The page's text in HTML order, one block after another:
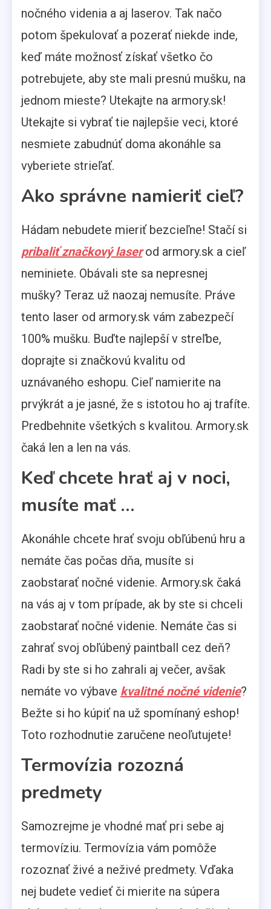
nočného videnia a aj laserov. Tak načo
potom špekulovať a pozerať niekde inde,
keď máte možnosť získať všetko čo
potrebujete, aby ste mali presnú mušku, na
jednom mieste? Utekajte na armory.sk!
Utekajte si vybrať tie najlepšie veci, ktoré
nesmiete zabudnúť doma akonáhle sa
vyberiete strieľať.
Ako správne namieriť cieľ?
Hádam nebudete mieriť bezcieľne! Stačí si
pribaliť značkový laserod armory.sk a cieľ
neminiete. Obávali ste sa nepresnej
mušky? Teraz už naozaj nemusíte. Práve
tento laser od armory.sk vám zabezpečí
100% mušku. Buďte najlepší v streľbe,
doprajte si značkovú kvalitu od
uznávaného eshopu. Cieľ namierite na
prvýkrát a je jasné, že s istotou ho aj trafíte.
Predbehnite všetkých s kvalitou. Armory.sk
čaká len a len na vás.
Keď chcete hrať aj v noci,
musíte mať …
Akonáhle chcete hrať svoju obľúbenú hru a
nemáte čas počas dňa, musíte si
zaobstarať nočné videnie. Armory.sk čaká
na vás aj v tom prípade, ak by ste si chceli
zaobstarať nočné videnie. Nemáte čas si
zahrať svoj obľúbený paintball cez deň?
Radi by ste si ho zahrali aj večer, avšak
nemáte vo výbave kvalitné nočné videnie?
Bežte si ho kúpiť na už spomínaný eshop!
Toto rozhodnutie zaručene neoľutujete!
Termovízia rozozná
predmety
Samozrejme je vhodné mať pri sebe aj
termovíziu. Termovízia vám pomôže
rozoznať živé a neživé predmety. Vďaka
nej budete vedieť či mierite na súpera